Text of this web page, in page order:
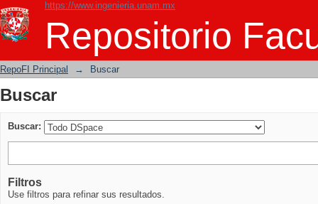
https://www.ingenieria.unam.mx
Repositorio
Buscar
RepoFI Principal → Buscar
Buscar
Buscar:
Filtros
Use filtros para refinar sus resultados.